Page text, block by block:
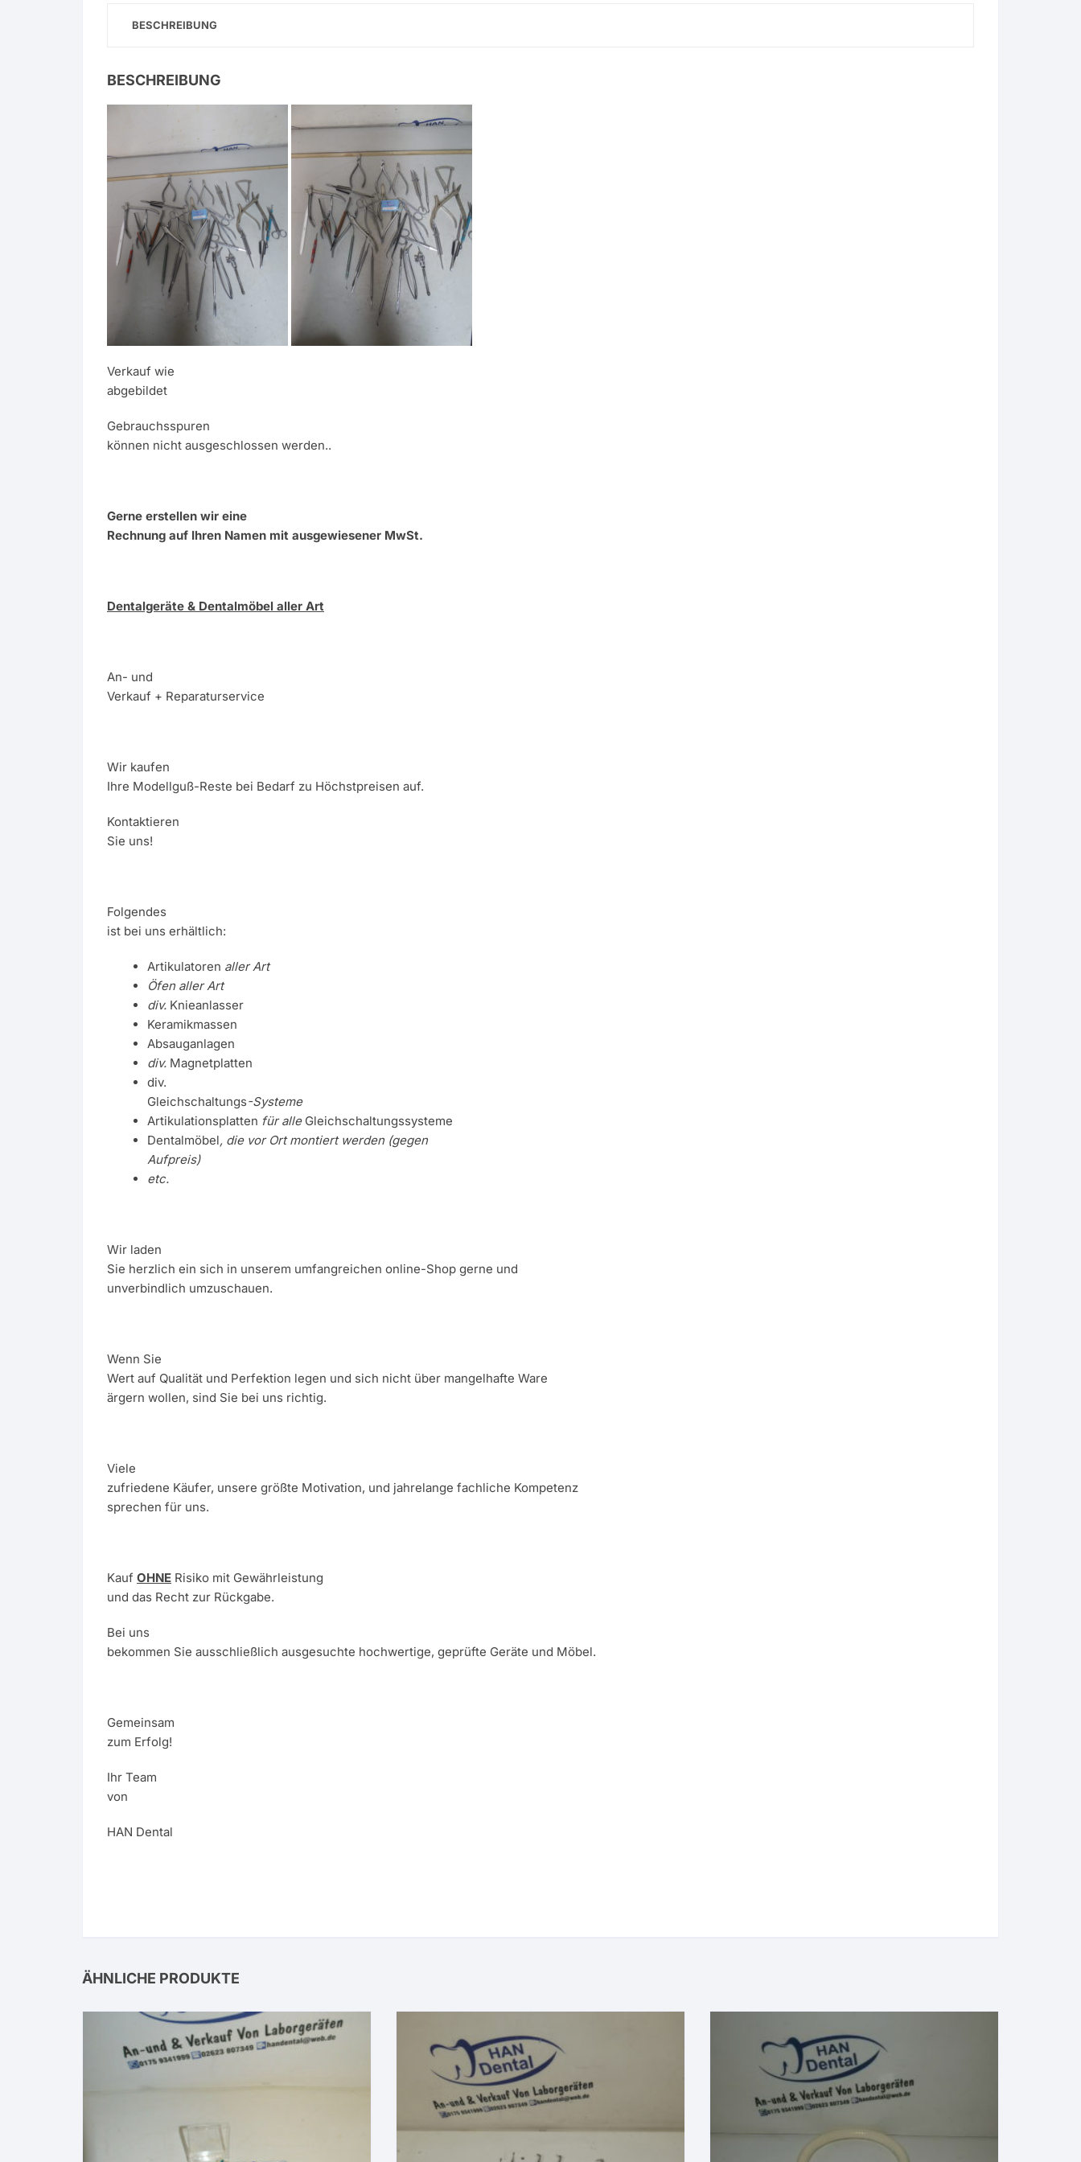
BESCHREIBUNG
BESCHREIBUNG
Verkauf wie
abgebildet
Gebrauchsspuren
können nicht ausgeschlossen werden..
Gerne erstellen wir eine
Rechnung auf Ihren Namen mit ausgewiesener MwSt.
Dentalgeräte & Dentalmöbel aller Art
An- und
Verkauf + Reparaturservice
Wir kaufen
Ihre Modellguß-Reste bei Bedarf zu Höchstpreisen auf.
Kontaktieren
Sie uns!
Folgendes
ist bei uns erhältlich:
Artikulatoren aller Art
Öfen aller Art
div. Knieanlasser
Keramikmassen
Absauganlagen
div. Magnetplatten
div.
Gleichschaltungs-Systeme
Artikulationsplatten für alle Gleichschaltungssysteme
Dentalmöbel, die vor Ort montiert werden (gegen
Aufpreis)
etc.
Wir laden
Sie herzlich ein sich in unserem umfangreichen online-Shop gerne und
unverbindlich umzuschauen.
Wenn Sie
Wert auf Qualität und Perfektion legen und sich nicht über mangelhafte Ware
ärgern wollen, sind Sie bei uns richtig.
Viele
zufriedene Käufer, unsere größte Motivation, und jahrelange fachliche Kompetenz
sprechen für uns.
Kauf OHNE Risiko mit Gewährleistung
und das Recht zur Rückgabe.
Bei uns
bekommen Sie ausschließlich ausgesuchte hochwertige, geprüfte Geräte und Möbel.
Gemeinsam
zum Erfolg!
Ihr Team
von
HAN Dental
ÄHNLICHE PRODUKTE